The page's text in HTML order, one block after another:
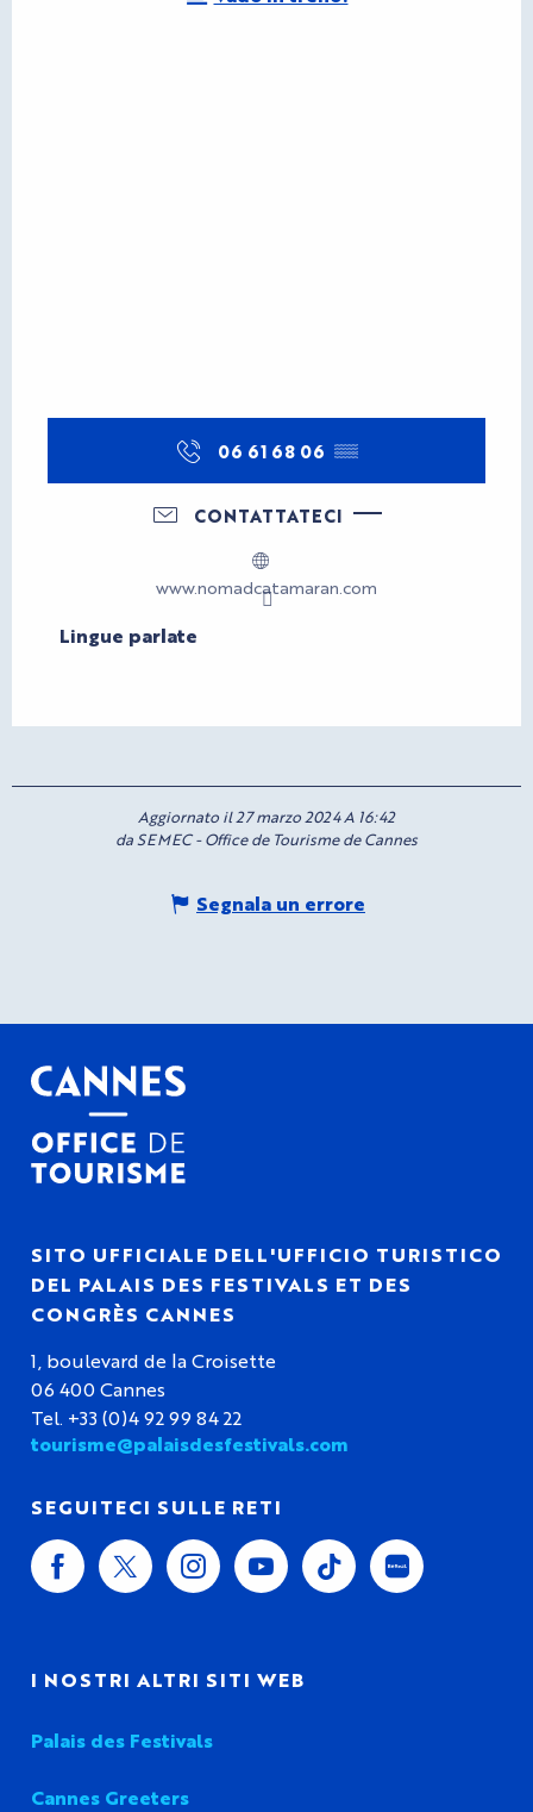
06 61 68 06 ▒▒
CONTATTATECI
www.nomadcatamaran.com
Lingue parlate
Lingue parlate
Aggiornato il 27 marzo 2024 A 16:42
da SEMEC - Office de Tourisme de Cannes
Segnala un errore
SITO UFFICIALE DELL'UFFICIO TURISTICO
DEL PALAIS DES FESTIVALS ET DES
CONGRÈS CANNES
1, boulevard de la Croisette
06 400 Cannes
Tel. +33 (0)4 92 99 84 22
tourisme@palaisdesfestivals.com
SEGUITECI SULLE RETI
I NOSTRI ALTRI SITI WEB
Palais des Festivals
Cannes Greeters